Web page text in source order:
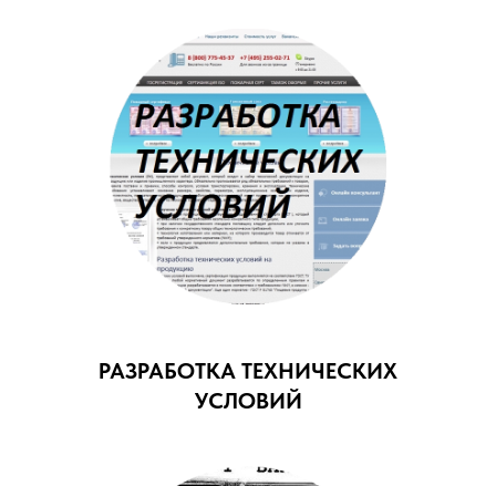
РАЗРАБОТКА ТЕХНИЧЕСКИХ
УСЛОВИЙ